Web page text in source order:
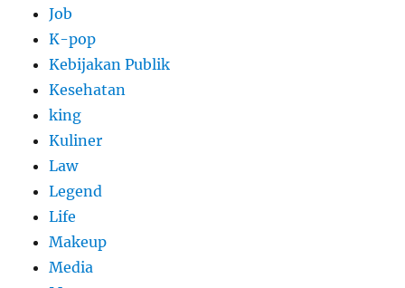
Job
K-pop
Kebijakan Publik
Kesehatan
king
Kuliner
Law
Legend
Life
Makeup
Media